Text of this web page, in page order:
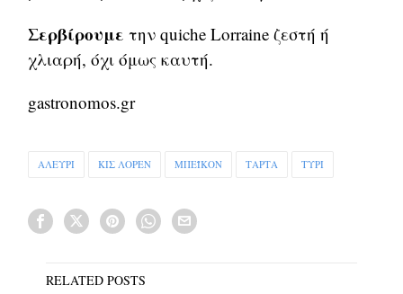
Σερβίρουμε την quiche Lorraine ζεστή ή
χλιαρή, όχι όμως καυτή.
gastronomos.gr
ΑΛΕΥΡΙ ΚΙΣ ΛΟΡΕΝ ΜΠΕΪΚΟΝ ΤΑΡΤΑ ΤΥΡΙ
RELATED POSTS